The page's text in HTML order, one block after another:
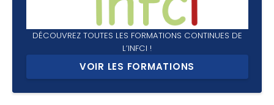
DÉCOUVREZ TOUTES LES FORMATIONS CONTINUES DE
L’INFCI !
VOIR LES FORMATIONS